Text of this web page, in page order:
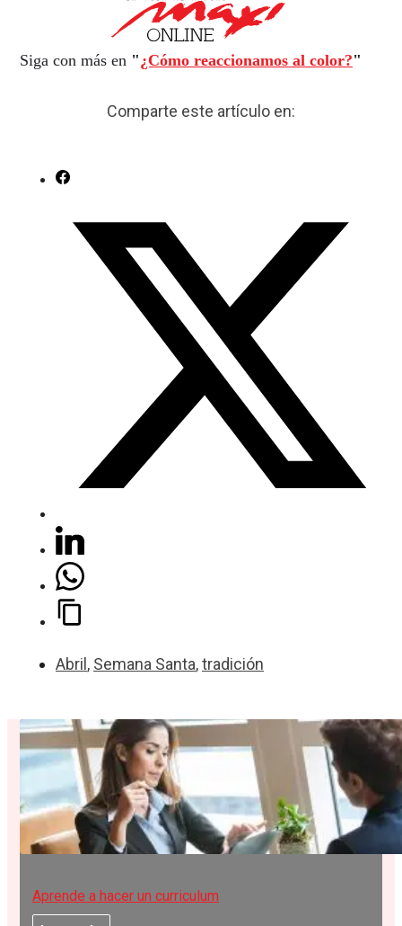
Siga con más en " ¿Cómo reaccionamos al color?"
Comparte este artículo en:
Abril, Semana Santa,tradición
Aprende a hacer un curriculum